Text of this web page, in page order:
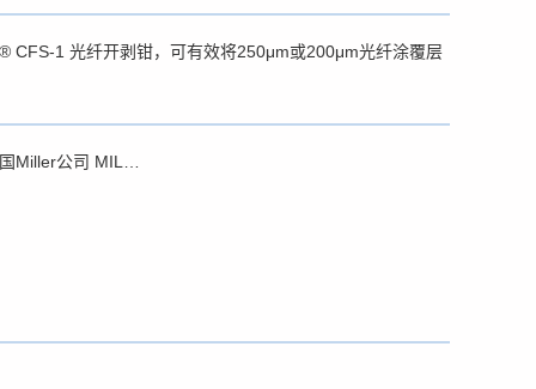
CFS-1 光纤开剥钳，可有效将250μm或200μm光纤涂覆层